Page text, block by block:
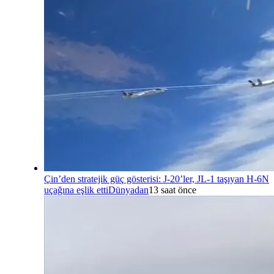
Çin’den stratejik güç gösterisi: J-20’ler, JL-1 taşıyan H-6N
uçağına eşlik ettiDünyadan13 saat önce